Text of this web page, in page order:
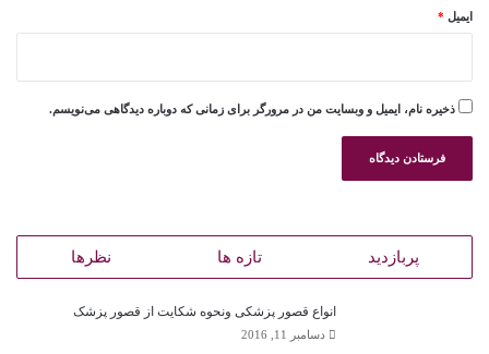
ایمیل *
ذخیره نام، ایمیل و وبسایت من در مرورگر برای زمانی که دوباره دیدگاهی می‌نویسم.
پربازدید تازه ها نظرها
انواع قصور پزشکی ونحوه شکایت از قصور پزشک
دسامبر 11, 2016